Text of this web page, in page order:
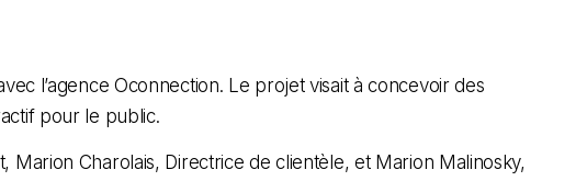
l’agence Oconnection. Le projet visait à concevoir des
pour le public.
Marion Charolais, Directrice de clientèle, et Marion Malinosky,